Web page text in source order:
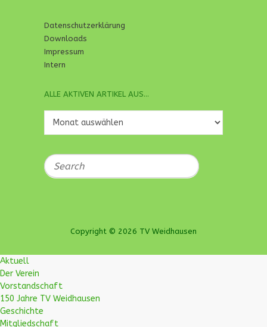
Datenschutzerklärung
Downloads
Impressum
Intern
ALLE AKTIVEN ARTIKEL AUS…
aktiven
Artikel
Search
Copyright © 2026 TV Weidhausen
Aktuell
Der Verein
Vorstandschaft
150 Jahre TV Weidhausen
Geschichte
Mitgliedschaft